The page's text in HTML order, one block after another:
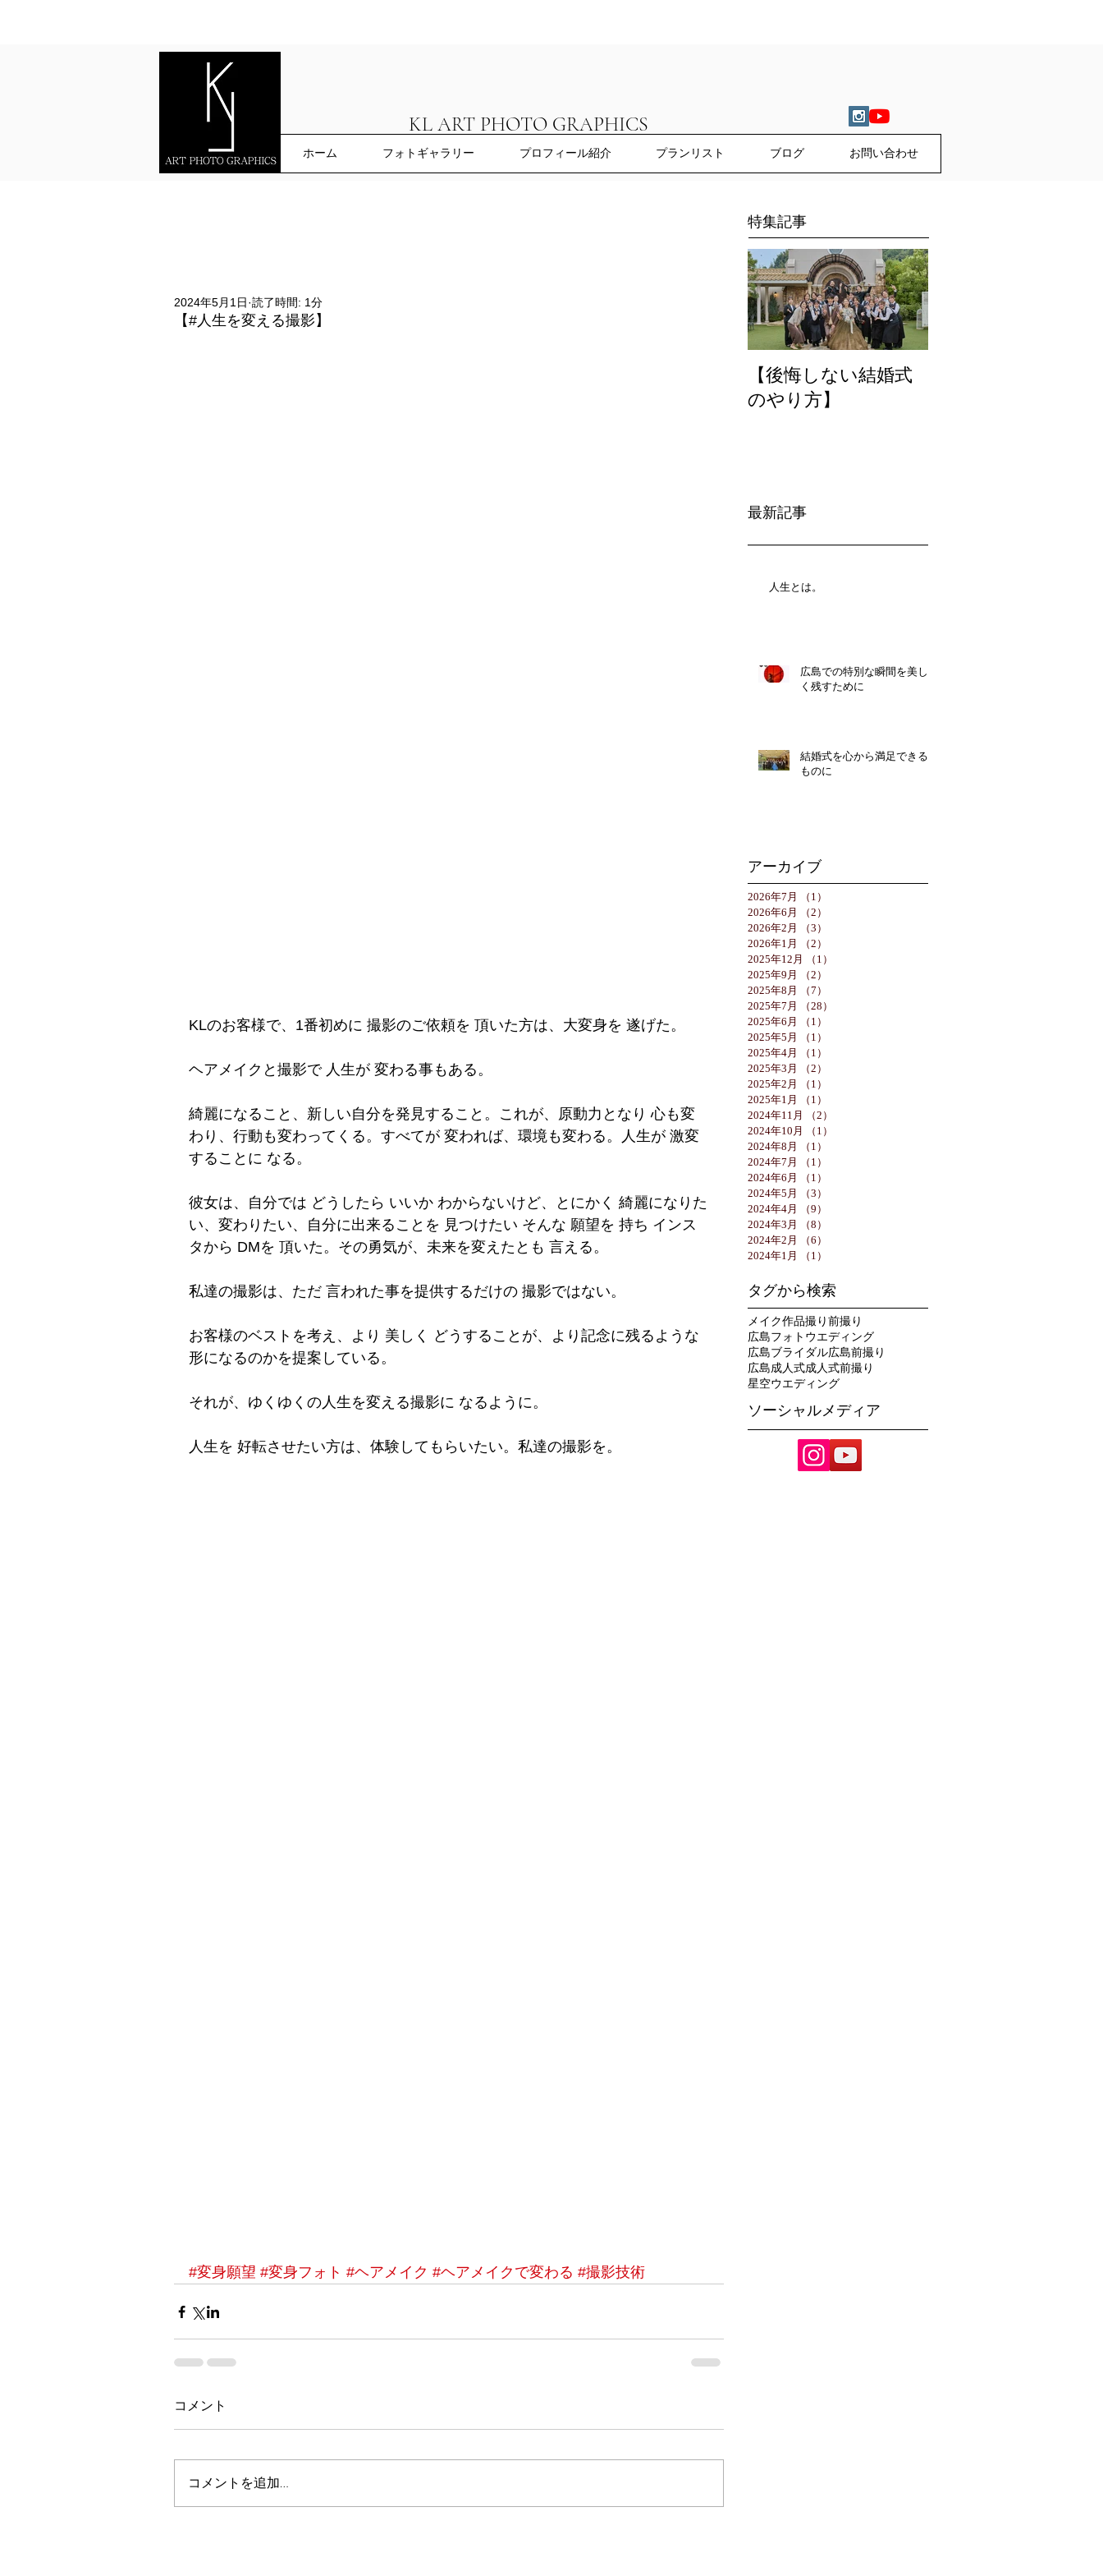
KL ART PHOTO GRAPHICS
ホーム フォトギャラリー プロフィール紹介 プランリスト ブログ お問い合わせ
特集記事
【#人生を変える撮影】
2024年5月1日 読了時間: 1分
KLのお客様で、1番初めに 撮影のご依頼を 頂いた方は、大変身を 遂げた。
ヘアメイクと撮影で 人生が 変わる事もある。
綺麗になること、新しい自分を発見すること。これが、原動力となり 心も変
わり、行動も変わってくる。すべてが 変われば、環境も変わる。人生が 激変
することに なる。
彼女は、自分では どうしたら いいか わからないけど、とにかく 綺麗になりた
い、変わりたい、自分に出来ることを 見つけたい そんな 願望を 持ち インス
タから DMを 頂いた。その勇気が、未来を変えたとも 言える。
私達の撮影は、ただ 言われた事を提供するだけの 撮影ではない。
お客様のベストを考え、より 美しく どうすることが、より記念に残るような
形になるのかを提案している。
それが、ゆくゆくの人生を変える撮影に なるように。
人生を 好転させたい方は、体験してもらいたい。私達の撮影を。
#変身願望 #変身フォト #ヘアメイク #ヘアメイクで変わる #撮影技術
コメント
コメントを追加…
【後悔しない結婚式
のやり方】
最新記事
人生とは。
広島での特別な瞬間を美し
く残すために
結婚式を心から満足できる
ものに
アーカイブ
2026年7月 （1）
2026年6月
（2）
2026年2月
（3）
2026年1月
（2）
2025年12月
（1）
2025年9月
（2）
2025年8月
（7）
2025年7月
（28）
2025年6月
（1）
2025年5月
（1）
2025年4月
（1）
2025年3月
（2）
2025年2月
（1）
2025年1月
（1）
2024年11月
（2）
2024年10月
（1）
2024年8月
（1）
2024年7月
（1）
2024年6月
（1）
2024年5月
（3）
2024年4月
（9）
2024年3月
（8）
2024年2月
（6）
2024年1月
（1）
タグから検索
メイク作品撮り前撮り
広島フォトウエディング
広島ブライダル広島前撮り
広島成人式成人式前撮り
星空ウエディング
ソーシャルメディア